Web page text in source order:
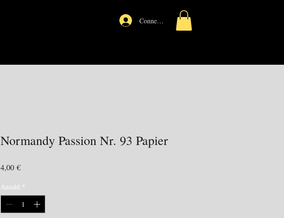
Connexion
Normandy Passion Nr. 93 Papier
4,00 €Preis
Anzahl *